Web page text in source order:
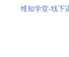
维知学堂-线下